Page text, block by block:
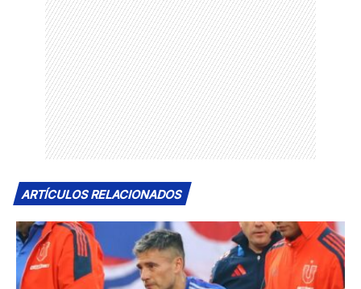
ARTÍCULOS RELACIONADOS